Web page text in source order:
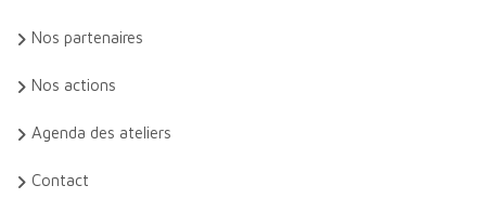
Nos partenaires
Nos actions
Agenda des ateliers
Contact